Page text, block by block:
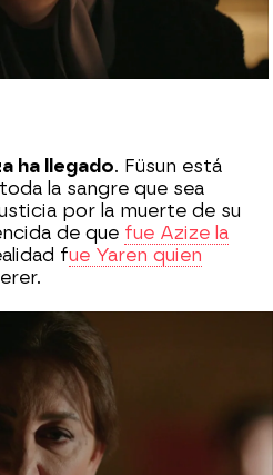
de 2021, 06:01
ha llegado. Füsun está
la sangre que sea
por la muerte de su
de que fue Azize la
fue Yaren quien
queridos será
Füsun.
para hacer sufrir a Azize.
para llevar a cabo su
en el vídeo.